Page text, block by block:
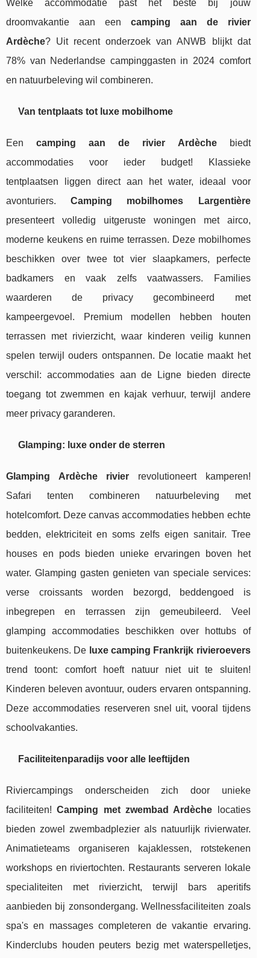
Welke accommodatie past het beste bij jouw
droomvakantie aan een camping aan de rivier
Ardèche? Uit recent onderzoek van ANWB blijkt dat
78% van Nederlandse campinggasten in 2024 comfort
en natuurbeleving wil combineren.
Van tentplaats tot luxe mobilhome
Eencamping aan de rivier Ardèchebiedt
accommodaties voor ieder budget! Klassieke
tentplaatsen liggen direct aan het water, ideaal voor
avonturiers.Camping mobilhomes Largentière
presenteert volledig uitgeruste woningen met airco,
moderne keukens en ruime terrassen. Deze mobilhomes
beschikken over twee tot vier slaapkamers, perfecte
badkamers en vaak zelfs vaatwassers. Families
waarderen de privacy gecombineerd met
kampeergevoel. Premium modellen hebben houten
terrassen met rivierzicht, waar kinderen veilig kunnen
spelen terwijl ouders ontspannen. De locatie maakt het
verschil: accommodaties aan de Ligne bieden directe
toegang tot zwemmen en kajak verhuur, terwijl andere
meer privacy garanderen.
Glamping: luxe onder de sterren
Glamping Ardèche rivier revolutioneert kamperen!
Safari tenten combineren natuurbeleving met
hotelcomfort. Deze canvas accommodaties hebben echte
bedden, elektriciteit en soms zelfs eigen sanitair. Tree
houses en pods bieden unieke ervaringen boven het
water. Glamping gasten genieten van speciale services:
verse croissants worden bezorgd, beddengoed is
inbegrepen en terrassen zijn gemeubileerd. Veel
glamping accommodaties beschikken over hottubs of
buitenkeukens. De luxe camping Frankrijk rivieroevers
trend toont: comfort hoeft natuur niet uit te sluiten!
Kinderen beleven avontuur, ouders ervaren ontspanning.
Deze accommodaties reserveren snel uit, vooral tijdens
schoolvakanties.
Faciliteitenparadijs voor alle leeftijden
Riviercampings onderscheiden zich door unieke
faciliteiten!Camping met zwembad Ardèche locaties
bieden zowel zwembadplezier als natuurlijk rivierwater.
Animatieteams organiseren kajaklessen, rotstekenen
workshops en riviertochten. Restaurants serveren lokale
specialiteiten met rivierzicht, terwijl bars aperitifs
aanbieden bij zonsondergang. Wellnessfaciliteiten zoals
spa's en massages completeren de vakantie ervaring.
Kinderclubs houden peuters bezig met waterspelletjes,